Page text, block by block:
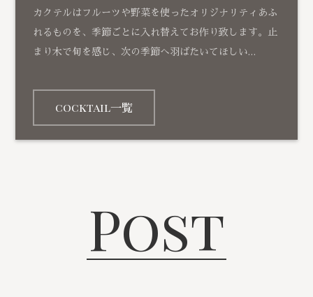
カクテルはフルーツや野菜を使ったオリジナリティあふ
れるものを、季節ごとに入れ替えてお作り致します。止
まり木で旬を感じ、次の季節へ羽ばたいてほしい…
cocktail一覧
Post